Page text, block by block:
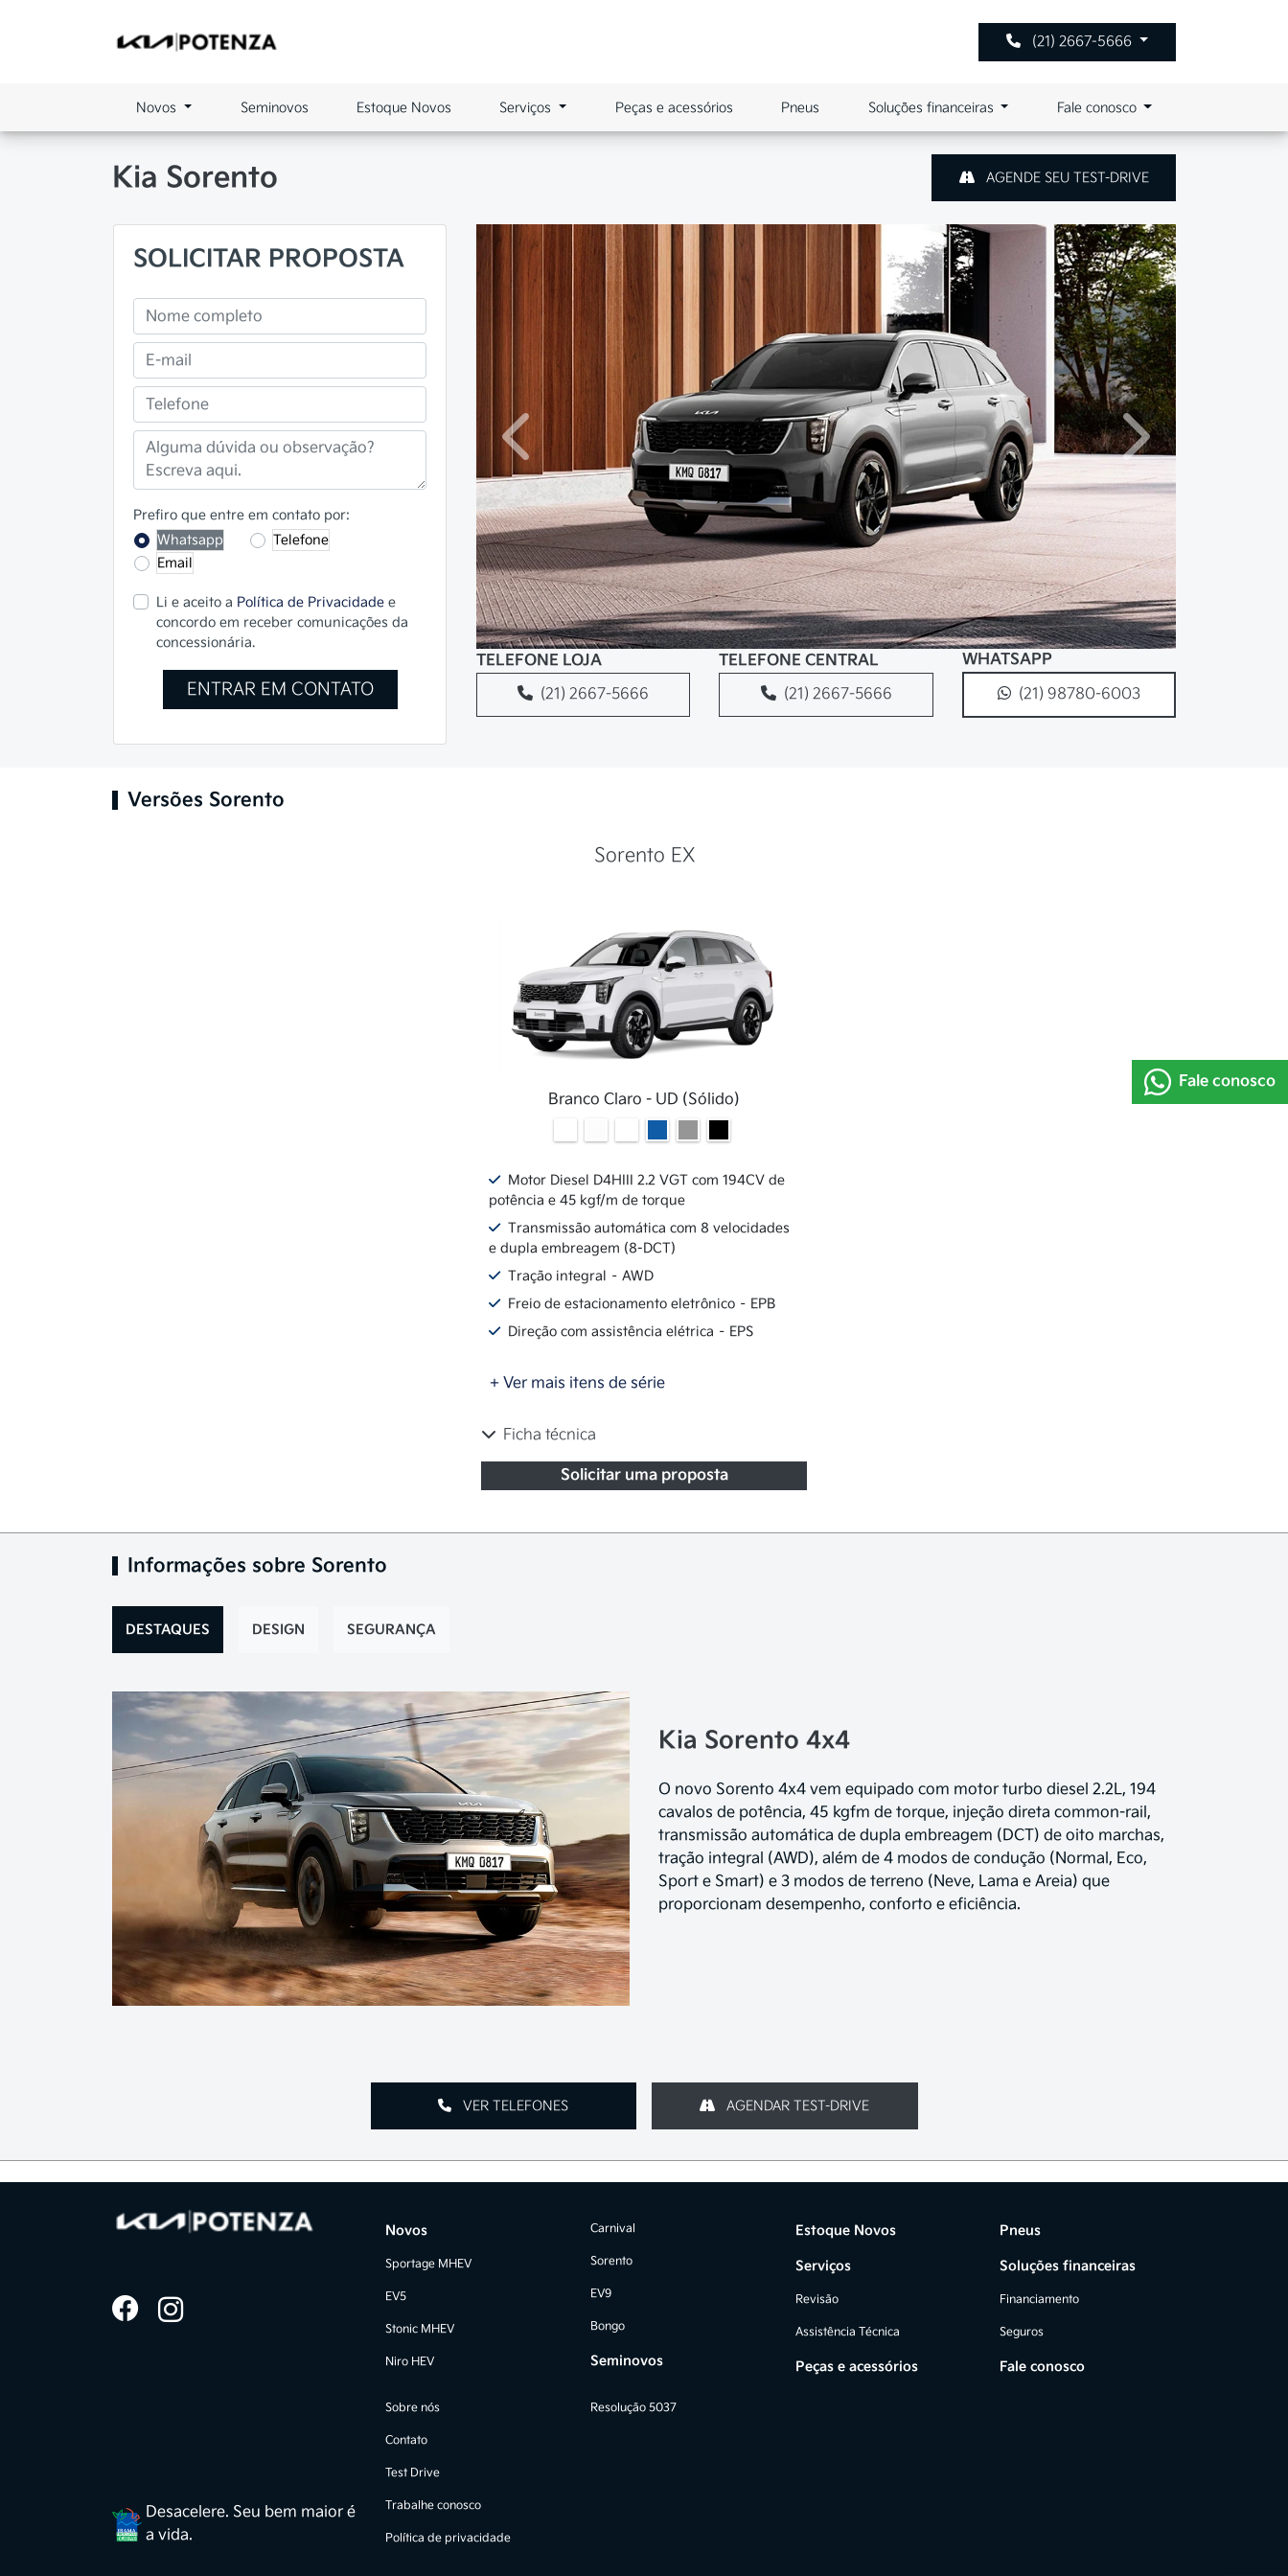
(21) 2667-5666
Novos Seminovos Estoque Novos Serviços Peças e acessórios Pneus Soluções financeiras Fale conosco
Kia Sorento AGENDE SEU TEST-DRIVE
SOLICITAR PROPOSTA
Prefiro que entre em contato por:
Whatsapp
Telefone
Email
Li e aceito a Política de Privacidade e
concordo em receber comunicações da
concessionária.
ENTRAR EM CONTATO
Anterior Próximo
TELEFONE LOJA
(21) 2667-5666
TELEFONE CENTRAL
(21) 2667-5666
WHATSAPP
(21) 98780-6003
Versões Sorento
Sorento EX
Branco Claro - UD (Sólido)
Motor Diesel D4HIII 2.2 VGT com 194CV de
potência e 45 kgf/m de torque
Transmissão automática com 8 velocidades
e dupla embreagem (8-DCT)
Tração integral – AWD
Freio de estacionamento eletrônico – EPB
Direção com assistência elétrica – EPS
+ Ver mais itens de série
Ficha técnica
Solicitar uma proposta
Informações sobre Sorento
DESTAQUES DESIGN SEGURANÇA
Kia Sorento 4x4
O novo Sorento 4x4 vem equipado com motor turbo diesel 2.2L, 194
cavalos de potência, 45 kgfm de torque, injeção direta common-rail,
transmissão automática de dupla embreagem (DCT) de oito marchas,
tração integral (AWD), além de 4 modos de condução (Normal, Eco,
Sport e Smart) e 3 modos de terreno (Neve, Lama e Areia) que
proporcionam desempenho, conforto e eficiência.
VER TELEFONES AGENDAR TEST-DRIVE
Desacelere. Seu bem maior é
a vida.
Novos
Sportage MHEV
EV5
Stonic MHEV
Niro HEV
Carnival
Sorento
EV9
Bongo
Seminovos
Estoque Novos
Serviços
Revisão
Assistência Técnica
Peças e acessórios
Pneus
Soluções financeiras
Financiamento
Seguros
Fale conosco
Sobre nós
Contato
Test Drive
Trabalhe conosco
Política de privacidade
Resolução 5037
Fale conosco